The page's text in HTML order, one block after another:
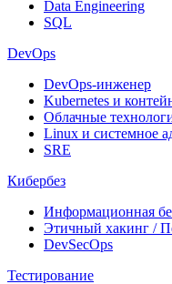
Data Engineering
SQL
DevOps
DevOps-инженер
Kubernetes и
Облачные
Linux и системное
SRE
Кибербез
Информационная
Этичный хакинг /
DevSecOps
Тестирование